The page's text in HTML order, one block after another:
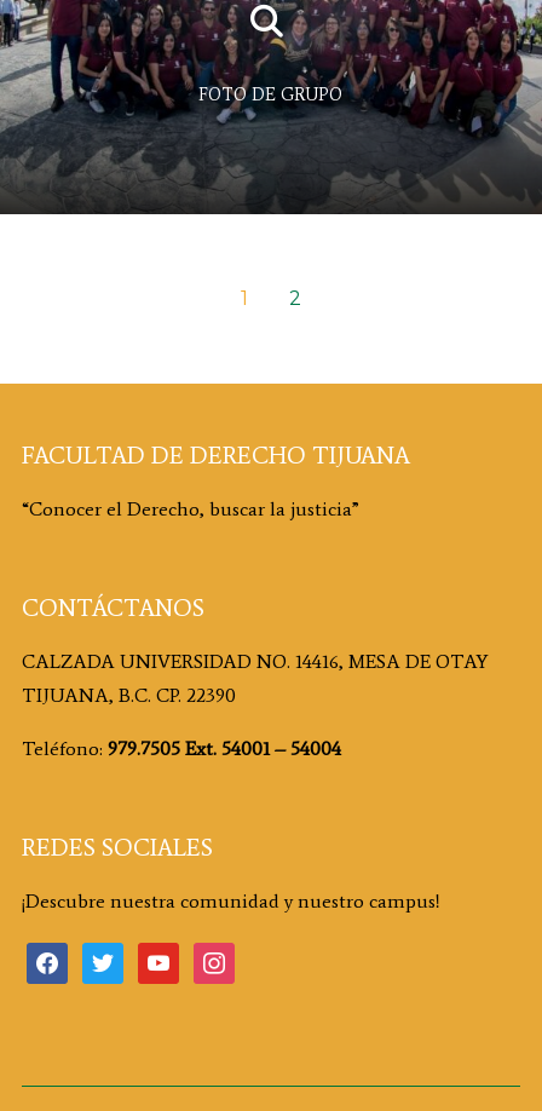
FOTO DE GRUPO
1 2
FACULTAD DE DERECHO TIJUANA
“Conocer el Derecho, buscar la justicia”
CONTÁCTANOS
CALZADA UNIVERSIDAD NO. 14416, MESA DE OTAY
TIJUANA, B.C. CP. 22390
Teléfono: 979.7505 Ext. 54001 – 54004
REDES SOCIALES
¡Descubre nuestra comunidad y nuestro campus!
facebooktwitter youtubeinstagram